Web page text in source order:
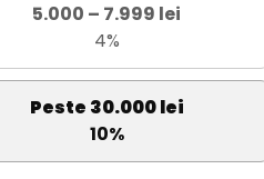
5.000 – 7.999 lei
4%
Peste 30.000 lei
10%